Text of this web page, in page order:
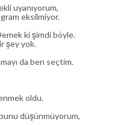
uyanıyorum,
eksilmiyor.
ki şimdi böyle.
şey yok.
da ben seçtim.
oldu.
düşünmüyorum,